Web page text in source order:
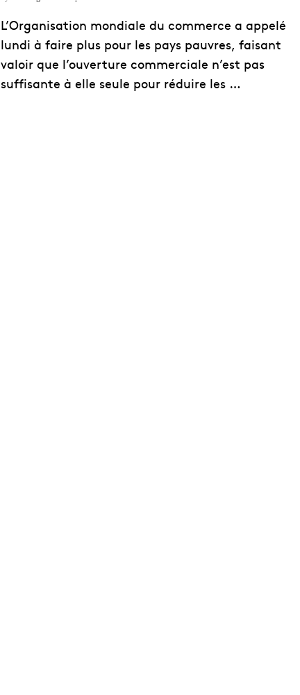
L’Organisation mondiale du commerce a appelé
lundi à faire plus pour les pays pauvres, faisant
valoir que l’ouverture commerciale n’est pas
suffisante à elle seule pour réduire les …